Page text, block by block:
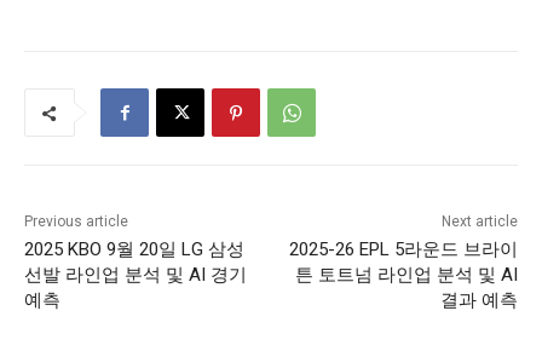
Previous article
2025 KBO 9월 20일 LG 삼성
선발 라인업 분석 및 AI 경기
예측
Next article
2025-26 EPL 5라운드 브라이
튼 토트넘 라인업 분석 및 AI
결과 예측